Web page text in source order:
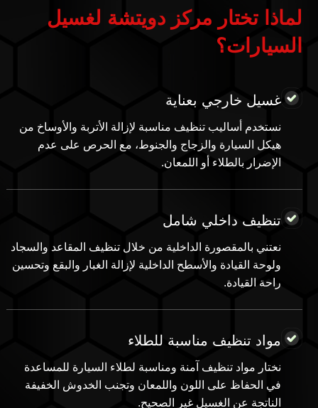
لماذا تختار مركز دويتشة لغسيل
السيارات؟
غسيل خارجي بعناية
نستخدم أساليب تنظيف مناسبة لإزالة الأتربة والأوساخ من
هيكل السيارة والزجاج والجنوط، مع الحرص على عدم
الإضرار بالطلاء أو اللمعان.
تنظيف داخلي شامل
نعتني بالمقصورة الداخلية من خلال تنظيف المقاعد والسجاد
ولوحة القيادة والأسطح الداخلية لإزالة الغبار والبقع وتحسين
راحة القيادة.
مواد تنظيف مناسبة للطلاء
نختار مواد تنظيف آمنة ومناسبة لطلاء السيارة للمساعدة
في الحفاظ على اللون واللمعان وتجنب الخدوش الخفيفة
الناتجة عن الغسيل غير الصحيح.